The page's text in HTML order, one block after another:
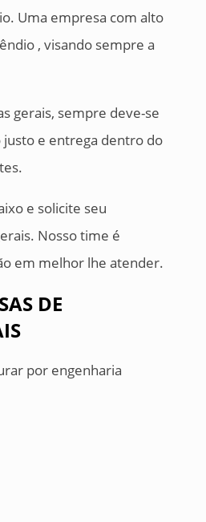
Uma empresa com alto
, visando sempre a
gerais, sempre deve-se
e entrega dentro do
e solicite seu
Nosso time é
em melhor lhe atender.
DE
por engenharia